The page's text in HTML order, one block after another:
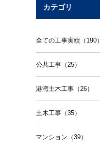
カテゴリ
全ての工事実績（190）
公共工事（25）
港湾土木工事（26）
土木工事（35）
マンション（39）